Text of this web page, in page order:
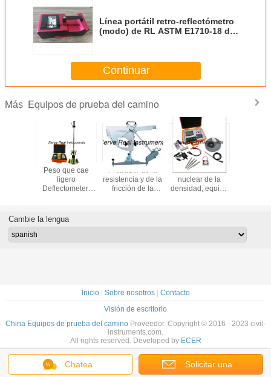
Línea portátil retro-reflectómetro
(modo) de RL ASTM E1710-18 de
Continuar
Más Equipos de prueba del camino
Ev2
Peso que cae
ligero
Deflectometer,
módulo de la
deformación de
Probador de la
resistencia y de la
fricción de la
pavimento
Indicador no
nuclear de la
densidad, equipo
Chatea Solicitar una
Cambie la lengua
Inicio| Sobre nosotros| Contacto
Visión de escritorio
China Equipos de prueba del camino Proveedor. Copyright © 2016 - 2023 civil-
instruments.com.
All rights reserved. Developed by ECER